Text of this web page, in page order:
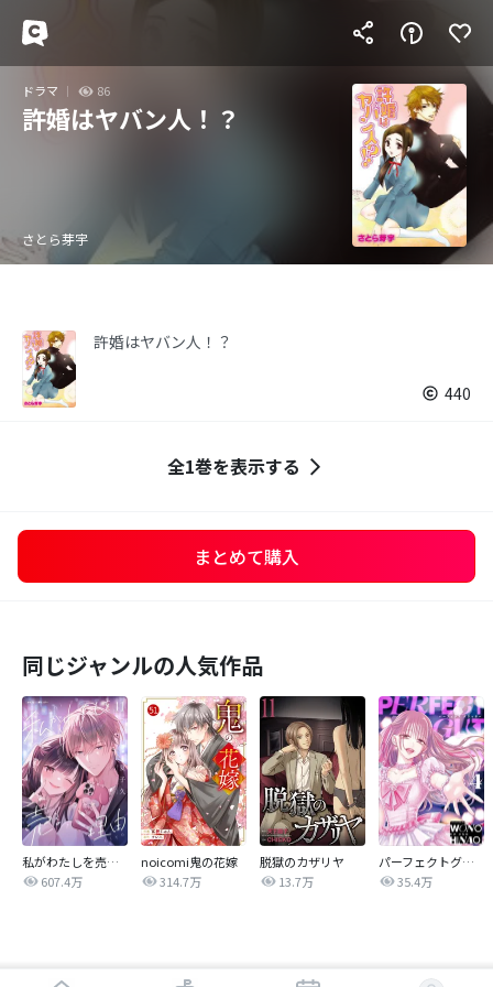
ドラマ 86
許婚はヤバン人！？
さとら芽宇
許婚はヤバン人！？
440
全1巻を表示する
まとめて購入
同じジャンルの人気作品
私がわたしを売る理由
607.4万
noicomi鬼の花嫁
314.7万
脱獄のカザリヤ
13.7万
パーフェクトグリッター
35.4万